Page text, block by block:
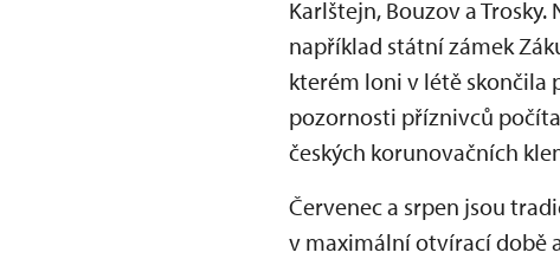
Karlštejn, Bouzov a
například státní zámek
kterém loni v létě skončila
pozornosti příznivců
českých korunovačních
Červenec a srpen jsou
v maximální otvírací době